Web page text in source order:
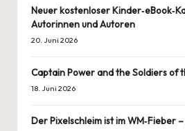
Neuer kostenloser
Autorinnen und Autoren
20. Juni 2026
Captain Power and the Soldiers of
18. Juni 2026
Der Pixelschleim ist im WM‑Fieber